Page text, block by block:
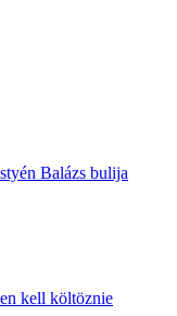
Balázs bulija
kell költöznie